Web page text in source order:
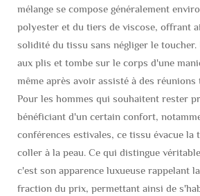
mélange se compose généralement
polyester et du tiers de viscose, offrant
solidité du tissu sans négliger le toucher.
aux plis et tombe sur le corps d'une
même après avoir assisté à des réunions
Pour les hommes qui souhaitent rester
bénéficiant d'un certain confort,
conférences estivales, ce tissu évacue la
coller à la peau. Ce qui distingue
c'est son apparence luxueuse rappelant
fraction du prix, permettant ainsi de